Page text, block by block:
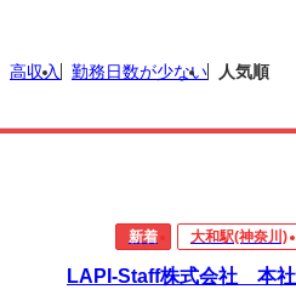
高収入 勤務日数が少ない 人気順
新着 大和駅(神奈川)
LAPI-Staff株式会社 本